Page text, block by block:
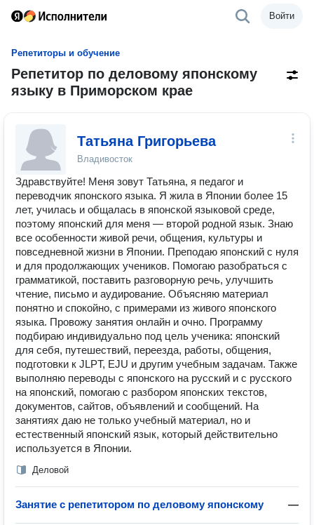
Войти
Репетиторы и обучение
Репетитор по деловому японскому
языку в Приморском крае
Татьяна Григорьева
Владивосток
Здравствуйте! Меня зовут Татьяна, я педагог и
переводчик японского языка. Я жила в Японии более 15
лет, училась и общалась в японской языковой среде,
поэтому японский для меня — второй родной язык. Знаю
все особенности живой речи, общения, культуры и
повседневной жизни в Японии. Преподаю японский с нуля
и для продолжающих учеников. Помогаю разобраться с
грамматикой, поставить разговорную речь, улучшить
чтение, письмо и аудирование. Объясняю материал
понятно и спокойно, с примерами из живого японского
языка. Провожу занятия онлайн и очно. Программу
подбираю индивидуально под цель ученика: японский
для себя, путешествий, переезда, работы, общения,
подготовки к JLPT, EJU и другим учебным задачам. Также
выполняю переводы с японского на русский и с русского
на японский, помогаю с разбором японских текстов,
документов, сайтов, объявлений и сообщений. На
занятиях даю не только учебный материал, но и
естественный японский язык, который действительно
используется в Японии.
Деловой
Занятие с репетитором по деловому японскому —